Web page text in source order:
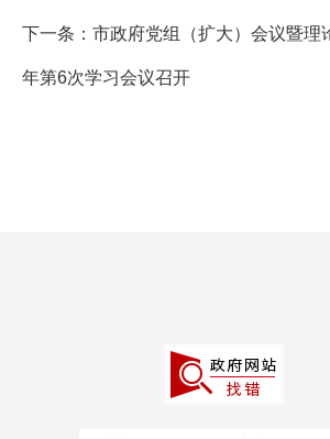
下一条： 市政府党组（扩大）会议暨理
年第6次学习会议召开